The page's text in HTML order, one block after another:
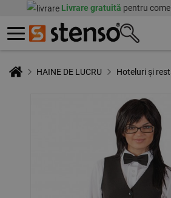
Livrare gratuită pentru
HAINE DE LUCRU Hoteluri și